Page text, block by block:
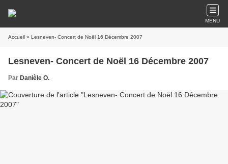
MENU
Accueil » Lesneven- Concert de Noël 16 Décembre 2007
Lesneven- Concert de Noël 16 Décembre 2007
Par Danièle O.